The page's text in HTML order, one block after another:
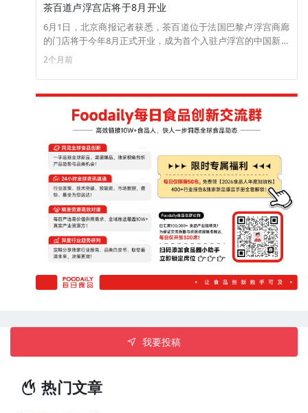
茶百道卢浮宫店将于8月开业
6月1日，北京商报记者获悉，茶百道位于法国巴黎卢浮宫商廊
的门店将于今年8月正式开业，成为首个入驻卢浮宫的中国新茶
饮品牌。茶百道海外CEO王欢表示，自去年在巴黎开出法国首
家门店后，品牌已陆续落地老佛爷百货、巴黎歌剧院等核心地
标，法国门店业绩在海外市场中位居前列。此次入驻卢浮宫商
廊，有助于进一步提升品牌的国际化形象。 据悉，茶百道已签
约近百家海外门店，美国洛杉矶、加拿大多伦多等地的门店今
年陆续开业，并取得良好业绩。在韩国，茶百道率先完成区域
战略布局，门店覆盖首尔、釜山、济州岛等核心城市，成为当
地市场领先的中国新茶饮品牌。（来源：北京商报网）
2个月前
我要投稿
热门文章